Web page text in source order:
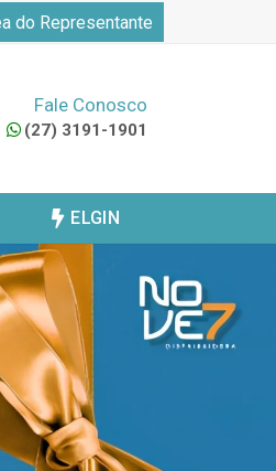
do Representante
Fale Conosco
(27) 3191-1901
ELGIN